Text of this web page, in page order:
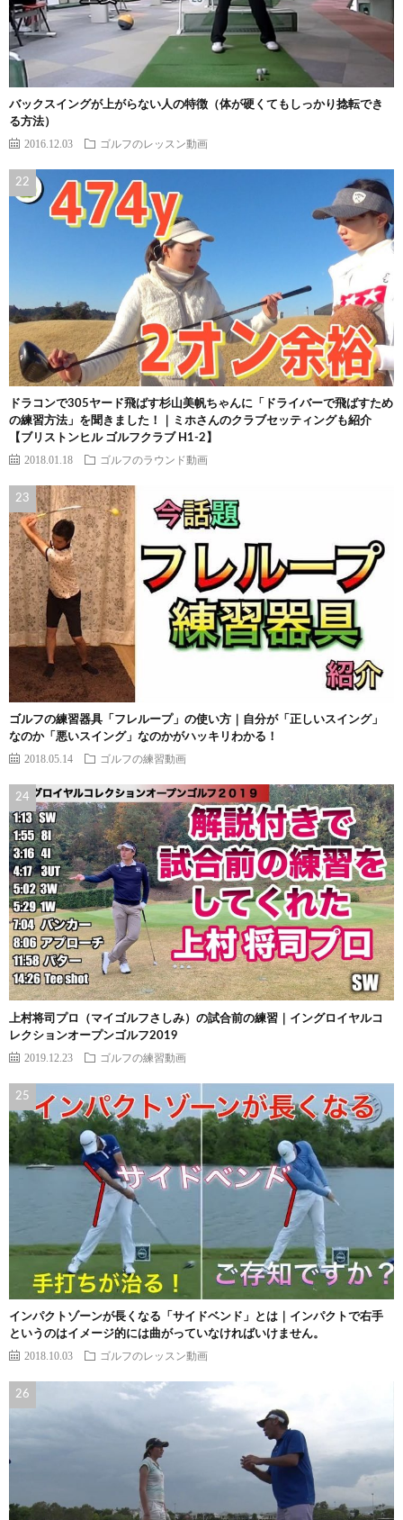
バックスイングが上がらない人の特徴（体が硬くてもしっかり捻転でき
る方法）
2016.12.03 ゴルフのレッスン動画
ドラコンで305ヤード飛ばす杉山美帆ちゃんに「ドライバーで飛ばすため
の練習方法」を聞きました！｜ミホさんのクラブセッティングも紹介
【ブリストンヒル ゴルフクラブ H1-2】
2018.01.18 ゴルフのラウンド動画
ゴルフの練習器具「フレループ」の使い方｜自分が「正しいスイング」
なのか「悪いスイング」なのかがハッキリわかる！
2018.05.14 ゴルフの練習動画
上村将司プロ（マイゴルフさしみ）の試合前の練習｜イングロイヤルコ
レクションオープンゴルフ2019
2019.12.23 ゴルフの練習動画
インパクトゾーンが長くなる「サイドベンド」とは｜インパクトで右手
というのはイメージ的には曲がっていなければいけません。
2018.10.03 ゴルフのレッスン動画